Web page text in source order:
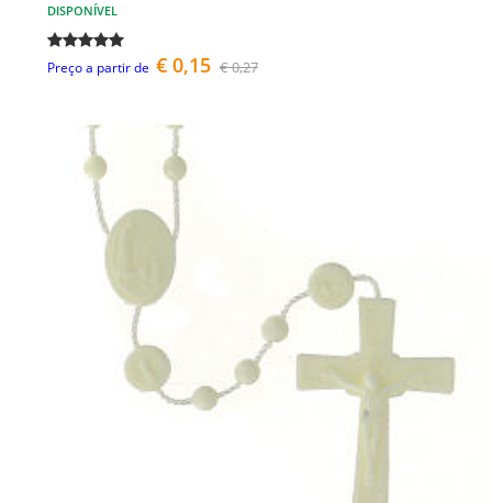
DISPONÍVEL
Preço a partir de € 0,15 € 0,27